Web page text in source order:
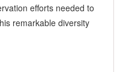
efforts needed to
remarkable diversity